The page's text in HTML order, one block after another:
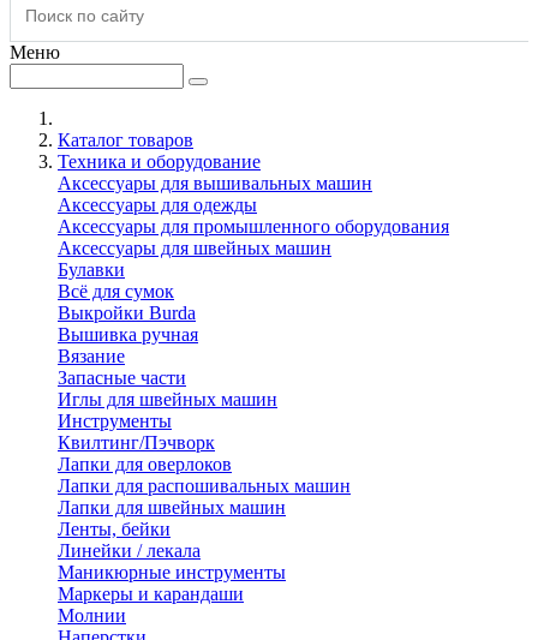
Меню
Каталог товаров
Техника и оборудование
Аксессуары для вышивальных машин
Аксессуары для одежды
Аксессуары для промышленного оборудования
Аксессуары для швейных машин
Булавки
Всё для сумок
Выкройки Burda
Вышивка ручная
Вязание
Запасные части
Иглы для швейных машин
Инструменты
Квилтинг/Пэчворк
Лапки для оверлоков
Лапки для распошивальных машин
Лапки для швейных машин
Ленты, бейки
Линейки / лекала
Маникюрные инструменты
Маркеры и карандаши
Молнии